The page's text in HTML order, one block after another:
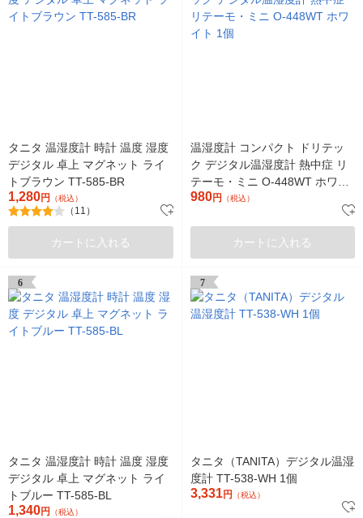
タニタ 温湿度計 時計 温度 湿度
デジタル 卓上 マグネット ライ
トブラウン TT-585-BR
1,280円 （税込）
（11）
カートに入れる
温湿度計 コンパクト ドリテッ
ク デジタル温湿度計 熱中症 リ
テーモ・ミニ O-448WT ホワイ
ト 1個
980円 （税込）
カートに入れる
6
タニタ 温湿度計 時計 温度 湿度
デジタル 卓上 マグネット ライ
トブルー TT-585-BL
1,340円 （税込）
7
タニタ（TANITA）デジタル温湿
度計 TT-538-WH 1個
3,331円 （税込）